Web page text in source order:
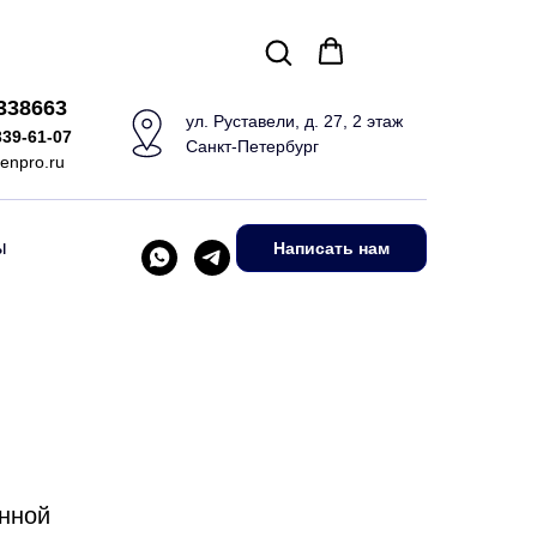
61-07
ул. Руставели, д. 27, 2 этаж
Санкт-Петербург
Написать нам